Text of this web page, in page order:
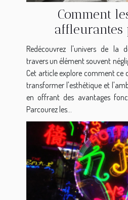
Comment
affleurantes
transformer
votre
Redécouvrez l'univers de la
travers un élément souvent
Cet article explore comment
transformer l'esthétique et
en offrant des avantages
Parcourez les...